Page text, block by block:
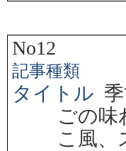
No12
記事種類
タイトル
ごの
こ風、